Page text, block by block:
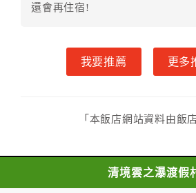
者，得請求乙方退還已付定金百分之
者，得請求乙方退還已付定金百分
五、甲方解約通知於預定住宿日前
者，得請求乙方退還已付定金百分
求乙方退還已付定金百分之二十。
一年內保留已付金額作為日後消費折
還會再住宿!
我要推薦 更多
「本飯店網站資料由飯
清境雲之瀑渡假